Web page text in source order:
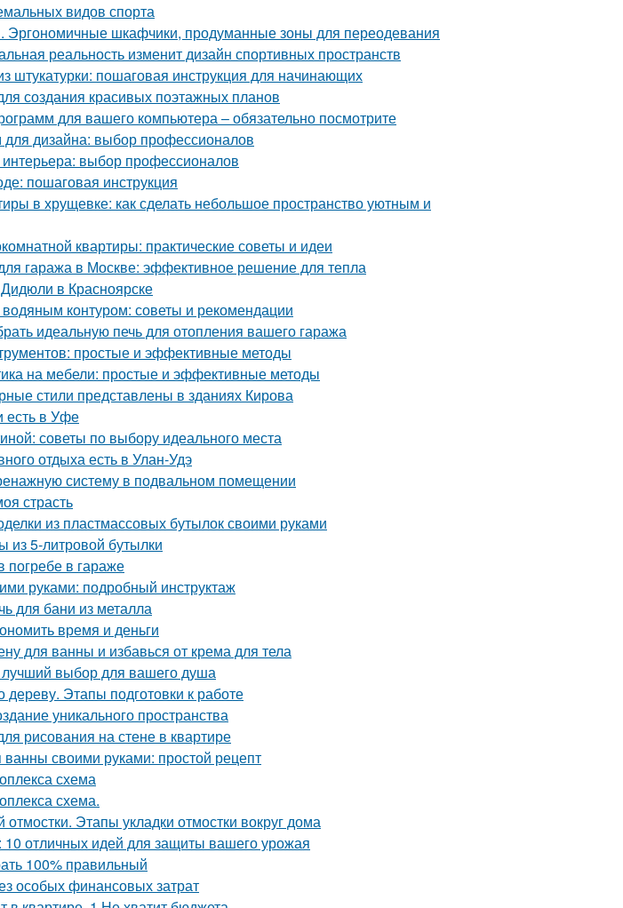
видов спорта
Эргономичные шкафчики, продуманные зоны для переодевания
реальность изменит дизайн спортивных пространств
штукатурки: пошаговая инструкция для начинающих
создания красивых поэтажных планов
для вашего компьютера – обязательно посмотрите
дизайна: выбор профессионалов
выбор профессионалов
пошаговая инструкция
в хрущевке: как сделать небольшое пространство уютным и
квартиры: практические советы и идеи
гаража в Москве: эффективное решение для тепла
в Красноярске
контуром: советы и рекомендации
идеальную печь для отопления вашего гаража
простые и эффективные методы
на мебели: простые и эффективные методы
стили представлены в зданиях Кирова
есть в Уфе
советы по выбору идеального места
отдыха есть в Улан-Удэ
систему в подвальном помещении
страсть
из пластмассовых бутылок своими руками
из 5-литровой бутылки
погребе в гараже
руками: подробный инструктаж
для бани из металла
время и деньги
для ванны и избавься от крема для тела
выбор для вашего душа
дереву. Этапы подготовки к работе
уникального пространства
рисования на стене в квартире
ванны своими руками: простой рецепт
схема
схема.
отмостки. Этапы укладки отмостки вокруг дома
10 отличных идей для защиты вашего урожая
100% правильный
особых финансовых затрат